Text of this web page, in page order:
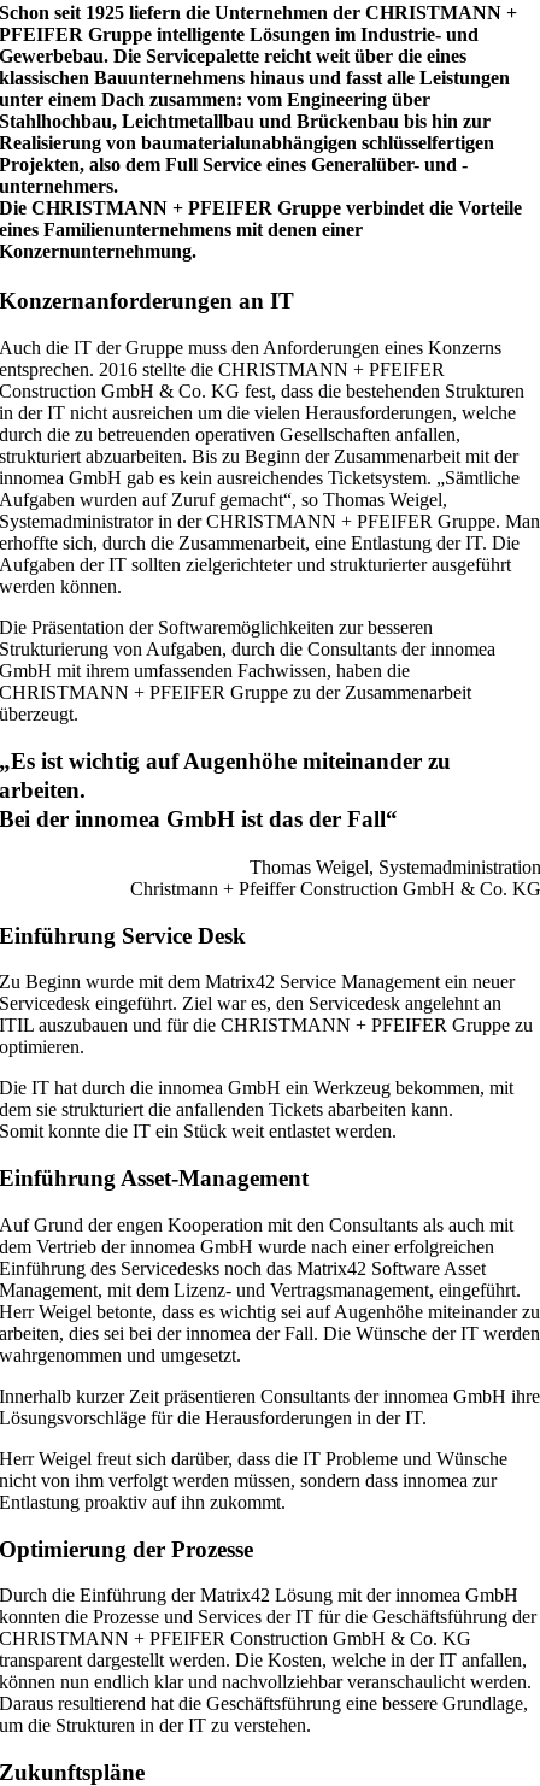
Schon seit 1925 liefern die Unternehmen der CHRISTMANN +
PFEIFER Gruppe intelligente Lösungen im Industrie- und
Gewerbebau. Die Servicepalette reicht weit über die eines
klassischen Bauunternehmens hinaus und fasst alle Leistungen
unter einem Dach zusammen: vom Engineering über
Stahlhochbau, Leichtmetallbau und Brückenbau bis hin zur
Realisierung von baumaterialunabhängigen schlüsselfertigen
Projekten, also dem Full Service eines Generalüber- und -
unternehmers.
Die CHRISTMANN + PFEIFER Gruppe verbindet die Vorteile
eines Familienunternehmens mit denen einer
Konzernunternehmung.
Konzernanforderungen an IT
Auch die IT der Gruppe muss den Anforderungen eines Konzerns
entsprechen. 2016 stellte die CHRISTMANN + PFEIFER
Construction GmbH & Co. KG fest, dass die bestehenden Strukturen
in der IT nicht ausreichen um die vielen Herausforderungen, welche
durch die zu betreuenden operativen Gesellschaften anfallen,
strukturiert abzuarbeiten. Bis zu Beginn der Zusammenarbeit mit der
innomea GmbH gab es kein ausreichendes Ticketsystem. „Sämtliche
Aufgaben wurden auf Zuruf gemacht“, so Thomas Weigel,
Systemadministrator in der CHRISTMANN + PFEIFER Gruppe. Man
erhoffte sich, durch die Zusammenarbeit, eine Entlastung der IT. Die
Aufgaben der IT sollten zielgerichteter und strukturierter ausgeführt
werden können.
Die Präsentation der Softwaremöglichkeiten zur besseren
Strukturierung von Aufgaben, durch die Consultants der innomea
GmbH mit ihrem umfassenden Fachwissen, haben die
CHRISTMANN + PFEIFER Gruppe zu der Zusammenarbeit
überzeugt.
„Es ist wichtig auf Augenhöhe miteinander zu
arbeiten.
Bei der innomea GmbH ist das der Fall“
Thomas Weigel, Systemadministration
Christmann + Pfeiffer Construction GmbH & Co. KG
Einführung Service Desk
Zu Beginn wurde mit dem Matrix42 Service Management ein neuer
Servicedesk eingeführt. Ziel war es, den Servicedesk angelehnt an
ITIL auszubauen und für die CHRISTMANN + PFEIFER Gruppe zu
optimieren.
Die IT hat durch die innomea GmbH ein Werkzeug bekommen, mit
dem sie strukturiert die anfallenden Tickets abarbeiten kann.
Somit konnte die IT ein Stück weit entlastet werden.
Einführung Asset-Management
Auf Grund der engen Kooperation mit den Consultants als auch mit
dem Vertrieb der innomea GmbH wurde nach einer erfolgreichen
Einführung des Servicedesks noch das Matrix42 Software Asset
Management, mit dem Lizenz- und Vertragsmanagement, eingeführt.
Herr Weigel betonte, dass es wichtig sei auf Augenhöhe miteinander zu
arbeiten, dies sei bei der innomea der Fall. Die Wünsche der IT werden
wahrgenommen und umgesetzt.
Innerhalb kurzer Zeit präsentieren Consultants der innomea GmbH ihre
Lösungsvorschläge für die Herausforderungen in der IT.
Herr Weigel freut sich darüber, dass die IT Probleme und Wünsche
nicht von ihm verfolgt werden müssen, sondern dass innomea zur
Entlastung proaktiv auf ihn zukommt.
Optimierung der Prozesse
Durch die Einführung der Matrix42 Lösung mit der innomea GmbH
konnten die Prozesse und Services der IT für die Geschäftsführung der
CHRISTMANN + PFEIFER Construction GmbH & Co. KG
transparent dargestellt werden. Die Kosten, welche in der IT anfallen,
können nun endlich klar und nachvollziehbar veranschaulicht werden.
Daraus resultierend hat die Geschäftsführung eine bessere Grundlage,
um die Strukturen in der IT zu verstehen.
Zukunftspläne